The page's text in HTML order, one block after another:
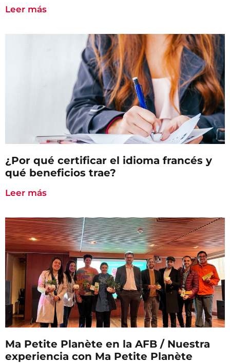
Leer más
¿Por qué certificar el idioma francés y
qué beneficios trae?
Leer más
Ma Petite Planète en la AFB / Nuestra
experiencia con Ma Petite Planète